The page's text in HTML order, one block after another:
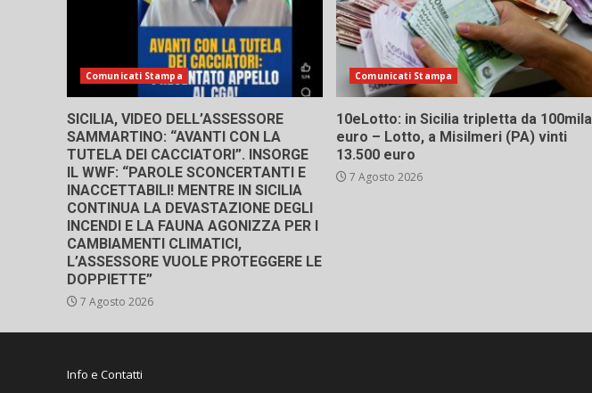
Comunicati Stampa
SICILIA, VIDEO DELL’ASSESSORE
SAMMARTINO: “AVANTI CON LA
TUTELA DEI CACCIATORI”. INSORGE
IL WWF: “PAROLE SCONCERTANTI E
INACCETTABILI! MENTRE IN SICILIA
CONTINUA LA DEVASTAZIONE DEGLI
INCENDI E LA FAUNA AGONIZZA PER I
CAMBIAMENTI CLIMATICI,
L’ASSESSORE VUOLE PROTEGGERE LE
DOPPIETTE”
7 Agosto 2026
Comunicati Stampa
10eLotto: in Sicilia tripletta da 100mila
euro – Lotto, a Misilmeri (PA) vinti
13.500 euro
7 Agosto 2026
Info e Contatti